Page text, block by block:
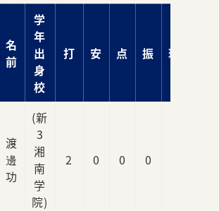
名
前
学
年
出
身
校
打 安 点 振 球
渡
邊
功
(新
3
湘
南
学
院)
2 0 0 0